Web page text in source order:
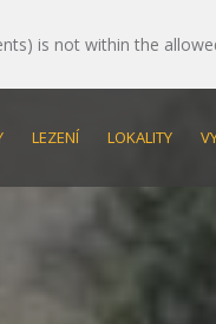
is not within the
LEZENÍ LOKALITY